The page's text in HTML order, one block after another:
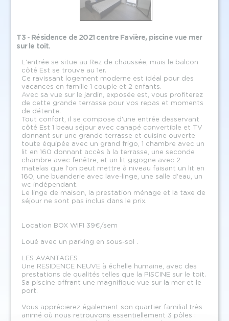
T3 - Résidence de 2021 centre Favière, piscine vue mer
sur le toit.
L'entrée se situe au Rez de chaussée, mais le balcon
côté Est se trouve au 1er.
Ce ravissant logement moderne est idéal pour des
vacances en famille 1 couple et 2 enfants.
Avec sa vue sur le jardin, exposée est, vous profiterez
de cette grande terrasse pour vos repas et moments
de détente.
Tout confort, il se compose d'une entrée desservant
côté Est 1 beau séjour avec canapé convertible et TV
donnant sur une grande terrasse et cuisine ouverte
toute équipée avec un grand frigo, 1 chambre avec un
lit en 160 donnant accès à la terrasse, une seconde
chambre avec fenêtre, et un lit gigogne avec 2
matelas que l'on peut mettre à niveau faisant un lit en
160, une buanderie avec lave-linge, une salle d'eau, un
wc indépendant.
Le linge de maison, la prestation ménage et la taxe de
séjour ne sont pas inclus dans le prix.
Location BOX WIFI 39€/sem
Loué avec un parking en sous-sol .
LES AVANTAGES
Une RESIDENCE NEUVE à échelle humaine, avec des
prestations de qualités telles que la PISCINE sur le toit.
Sa piscine offrant une magnifique vue sur la mer et le
port.
Vous apprécierez également son quartier familial très
animé où nous retrouvons essentiellement 3 pôles :